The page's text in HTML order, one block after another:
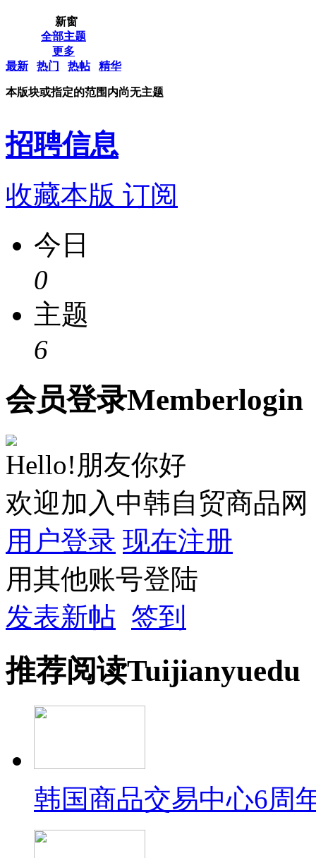
新窗
全部主题
更多
最新
热门 热帖 精华
本版块或指定的范围内尚无主题
招聘信息
收藏本版 订阅
今日
0
主题
6
会员登录Memberlogin
Hello!朋友你好
欢迎加入中韩自贸商品网
用户登录 现在注册
用其他账号登陆
发表新帖 签到
推荐阅读Tuijianyuedu
韩国商品交易中心6周